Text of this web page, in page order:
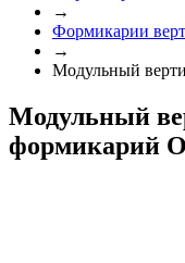
→
Формикарии
→
Модульный
Модульный
формикарий